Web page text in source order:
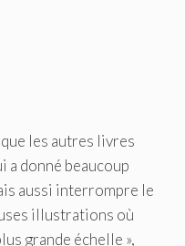
les autres livres
a donné beaucoup
aussi interrompre le
illustrations où
grande échelle »,